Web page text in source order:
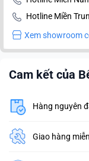
Hotline Miền
Xem showroom
Cam kết của
Hàng nguyên
Giao hàng